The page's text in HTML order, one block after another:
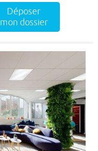
Déposer
mon dossier